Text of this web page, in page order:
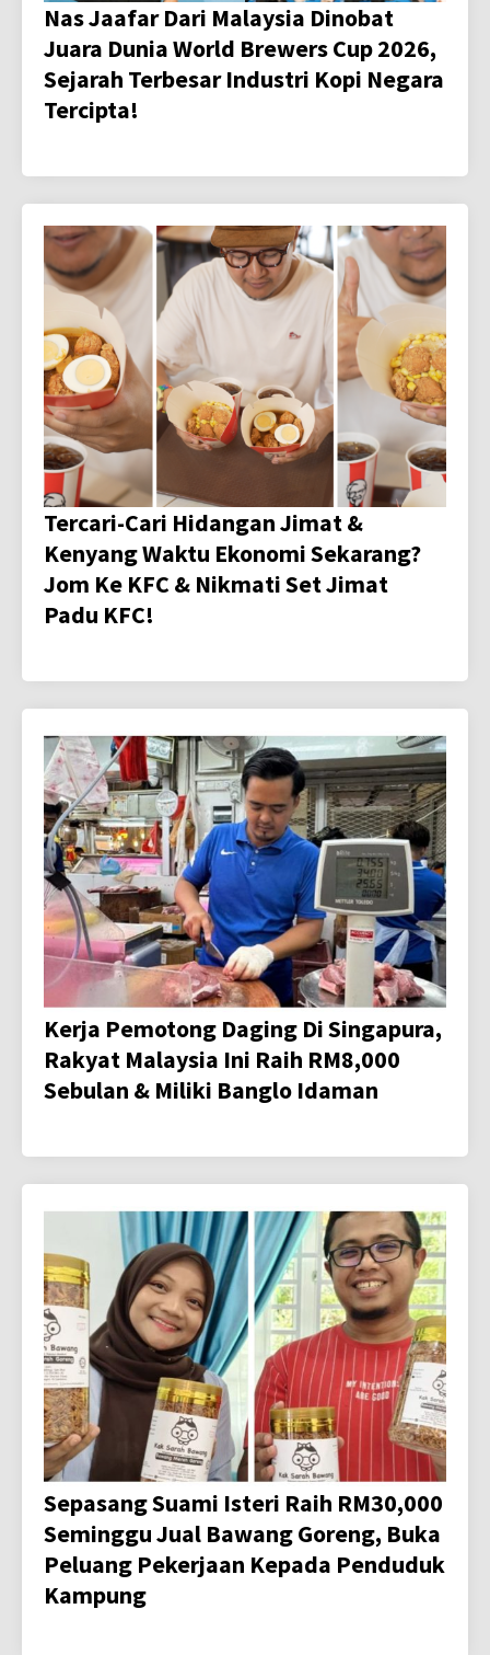
Nas Jaafar Dari Malaysia Dinobat
Juara Dunia World Brewers Cup 2026,
Sejarah Terbesar Industri Kopi Negara
Tercipta!
Tercari-Cari Hidangan Jimat &
Kenyang Waktu Ekonomi Sekarang?
Jom Ke KFC & Nikmati Set Jimat
Padu KFC!
Kerja Pemotong Daging Di Singapura,
Rakyat Malaysia Ini Raih RM8,000
Sebulan & Miliki Banglo Idaman
Sepasang Suami Isteri Raih RM30,000
Seminggu Jual Bawang Goreng, Buka
Peluang Pekerjaan Kepada Penduduk
Kampung